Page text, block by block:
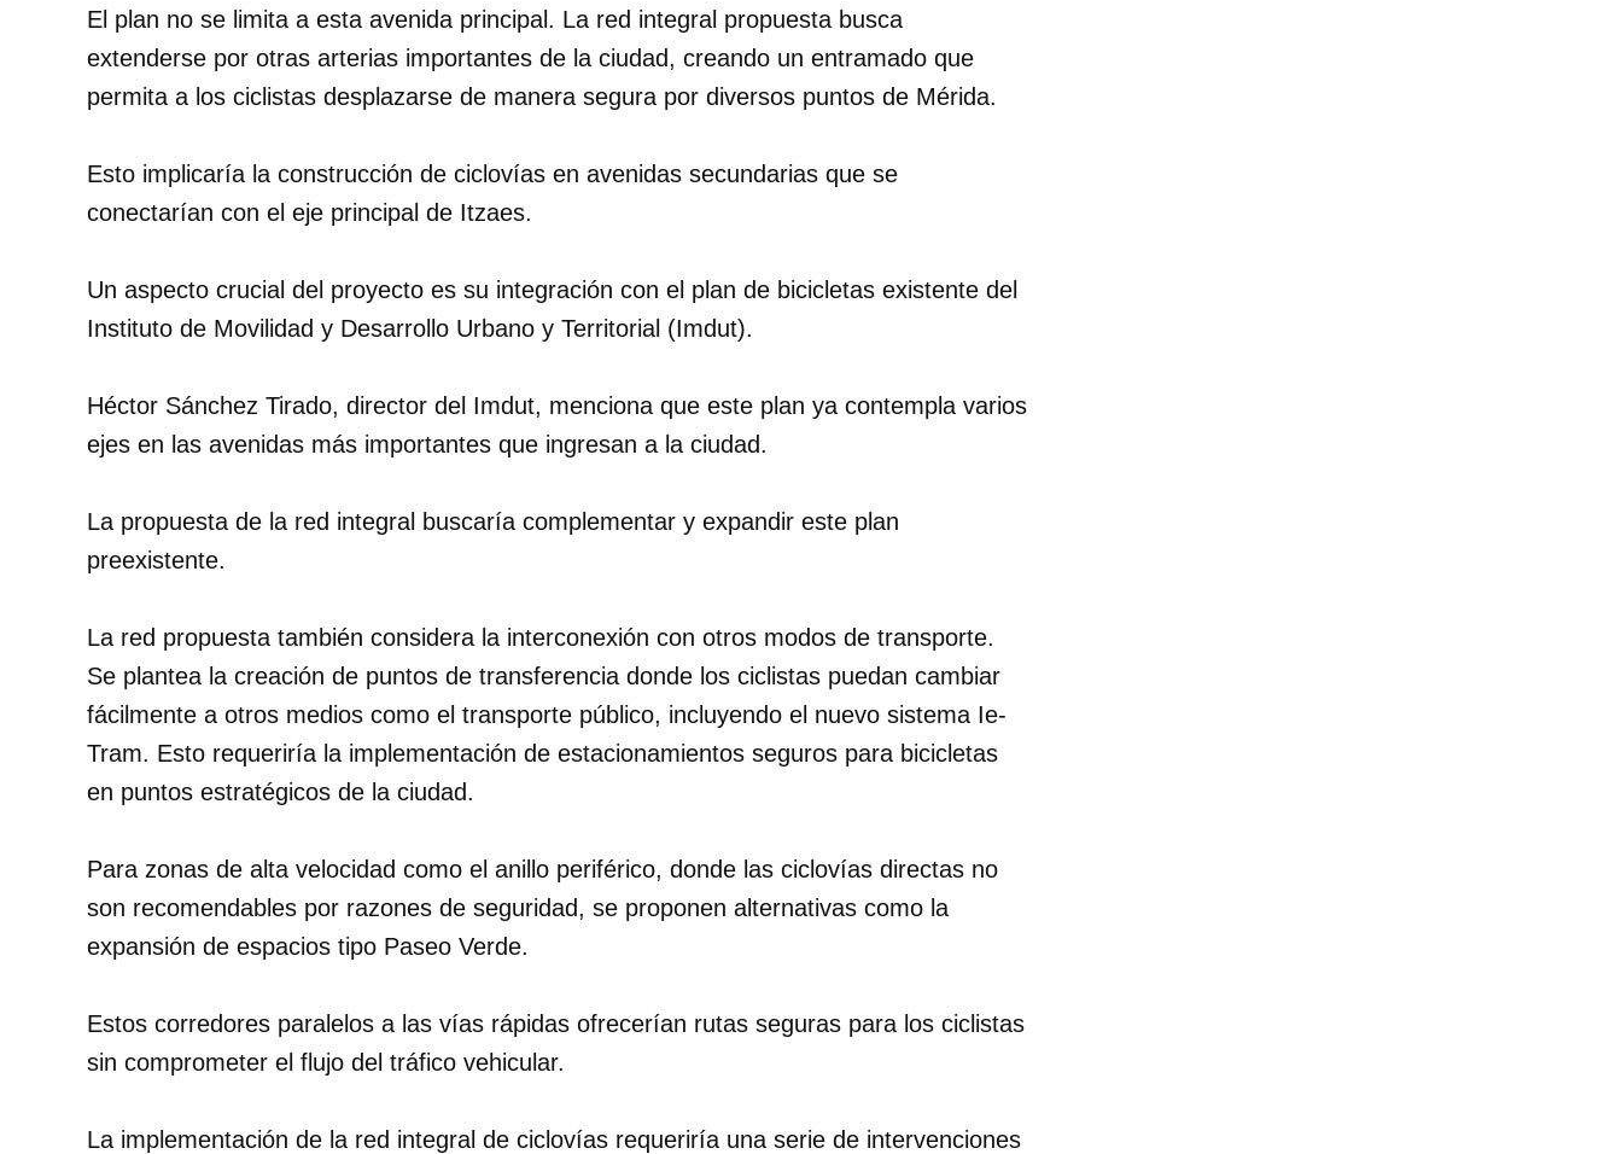
El plan no se limita a esta avenida principal. La red integral propuesta busca
extenderse por otras arterias importantes de la ciudad, creando un entramado que
permita a los ciclistas desplazarse de manera segura por diversos puntos de Mérida.
Esto implicaría la construcción de ciclovías en avenidas secundarias que se
conectarían con el eje principal de Itzaes.
Un aspecto crucial del proyecto es su integración con el plan de bicicletas existente del
Instituto de Movilidad y Desarrollo Urbano y Territorial (Imdut).
Héctor Sánchez Tirado, director del Imdut, menciona que este plan ya contempla varios
ejes en las avenidas más importantes que ingresan a la ciudad.
La propuesta de la red integral buscaría complementar y expandir este plan
preexistente.
La red propuesta también considera la interconexión con otros modos de transporte.
Se plantea la creación de puntos de transferencia donde los ciclistas puedan cambiar
fácilmente a otros medios como el transporte público, incluyendo el nuevo sistema Ie-
Tram. Esto requeriría la implementación de estacionamientos seguros para bicicletas
en puntos estratégicos de la ciudad.
Para zonas de alta velocidad como el anillo periférico, donde las ciclovías directas no
son recomendables por razones de seguridad, se proponen alternativas como la
expansión de espacios tipo Paseo Verde.
Estos corredores paralelos a las vías rápidas ofrecerían rutas seguras para los ciclistas
sin comprometer el flujo del tráfico vehicular.
La implementación de la red integral de ciclovías requeriría una serie de intervenciones